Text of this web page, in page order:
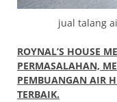
jual talang
ROYNAL’S HOUSE
PERMASALAHAN,
PEMBUANGAN AIR
TERBAIK.